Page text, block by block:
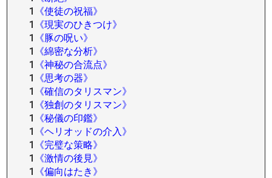
1
《使徒の祝福》
1
《現実のひきつけ》
1
《豚の呪い》
1
《綿密な分析》
1
《神秘の合流点》
1
《思考の器》
1
《確信のタリスマン》
1
《独創のタリスマン》
1
《秘儀の印鑑》
1
《ヘリオッドの介入》
1
《完璧な策略》
1
《激情の後見》
1
《偏向はたき》